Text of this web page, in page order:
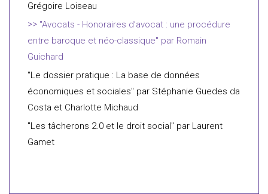
Grégoire Loiseau
"Avocats - Honoraires d’avocat : une procédure
entre baroque et néo-classique" par Romain
Guichard
"Le dossier pratique : La base de données
économiques et sociales" par Stéphanie Guedes da
Costa et Charlotte Michaud
"Les tâcherons 2.0 et le droit social" par Laurent
Gamet